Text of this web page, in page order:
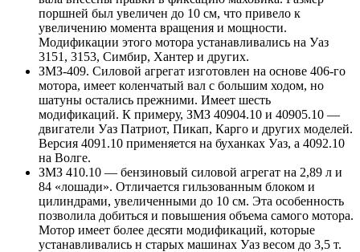
поршней был увеличен до 10 см, что привело к
увеличению момента вращения и мощности.
Модификации этого мотора устанавливались на Уаз
3151, 3153, Симбир, Хантер и других.
ЗМЗ-409. Силовой агрегат изготовлен на основе 406-го
мотора, имеет коленчатый вал с большим ходом, но
шатуны остались прежними. Имеет шесть
модификаций. К примеру, ЗМЗ 40904.10 и 40905.10 —
двигатели Уаз Патриот, Пикап, Карго и других моделей.
Версия 4091.10 применяется на буханках Уаз, а 4092.10
на Волге.
ЗМЗ 410.10 — бензиновый силовой агрегат на 2,89 л и
84 «лошади». Отличается гильзованным блоком и
цилиндрами, увеличенными до 10 см. Эта особенность
позволила добиться и повышения объема самого мотора.
Мотор имеет более десяти модификаций, которые
устанавливались н старых машинах Уаз весом до 3,5 т.